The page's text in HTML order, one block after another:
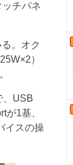
チパネ
。オク
）
、USB
1基、
イスの操